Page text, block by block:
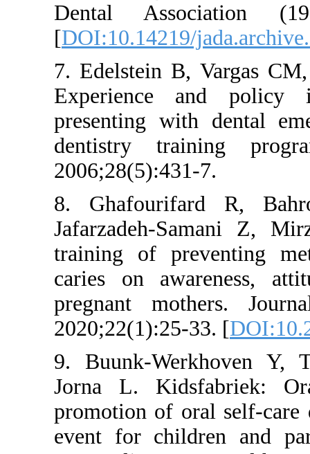
Dental
[
7. Edelstein
Experience
presenting
dentistry
8.
Jafarzadeh-
training of
caries on
pregnant
9. Buunk-
Jorna L.
promotion of
event for